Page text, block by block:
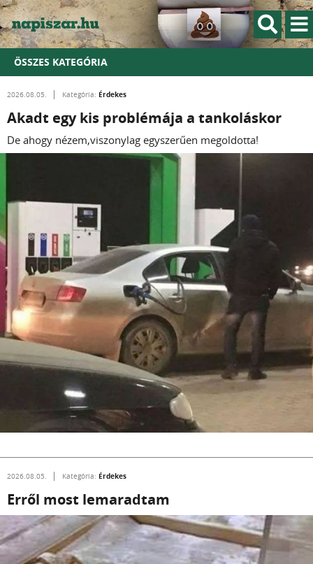
ÖSSZES KATEGÓRIA
2026.08.05. Kategória: Érdekes
Akadt egy kis problémája a tankoláskor
De ahogy nézem,viszonylag egyszerűen megoldotta!
2026.08.05. Kategória: Érdekes
Erről most lemaradtam